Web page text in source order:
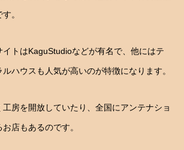
。
トはKaguStudioなどが有名で、他にはテ
ハウスも人気が高いのが特徴になります。
房を開放していたり、全国にアンテナショ
店もあるのです。